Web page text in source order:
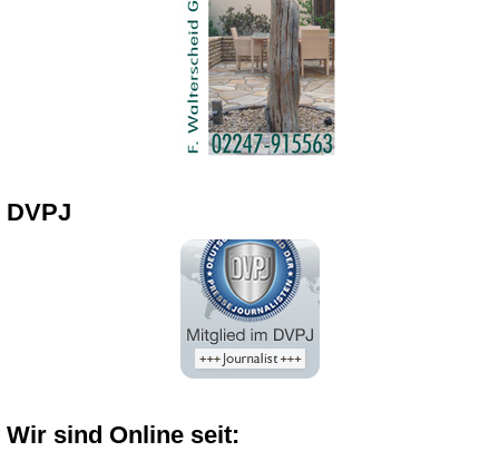
DVPJ
Wir sind Online seit: